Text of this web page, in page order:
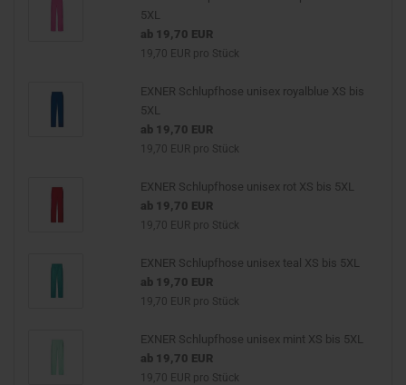
5XL
ab 19,70 EUR
19,70 EUR pro Stück
EXNER Schlupfhose unisex royalblue XS bis
5XL
ab 19,70 EUR
19,70 EUR pro Stück
EXNER Schlupfhose unisex rot XS bis 5XL
ab 19,70 EUR
19,70 EUR pro Stück
EXNER Schlupfhose unisex teal XS bis 5XL
ab 19,70 EUR
19,70 EUR pro Stück
EXNER Schlupfhose unisex mint XS bis 5XL
ab 19,70 EUR
19,70 EUR pro Stück